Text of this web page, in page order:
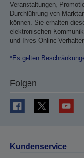
Veranstaltungen,
Durchführung von
können. Sie erhalten
elektronischen
und Ihres Online-
*Es gelten
Folgen
Kundenservice